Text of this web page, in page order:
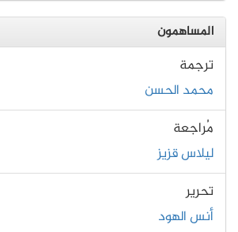
المساهمون
ترجمة
محمد الحسن
مُراجعة
ليلاس قزيز
تحرير
أنس الهود